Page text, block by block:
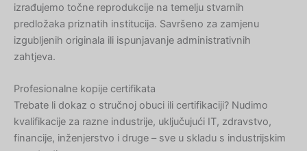
izrađujemo točne reprodukcije na temelju stvarnih
predložaka priznatih institucija. Savršeno za zamjenu
izgubljenih originala ili ispunjavanje administrativnih
zahtjeva.
Profesionalne kopije certifikata
Trebate li dokaz o stručnoj obuci ili certifikaciji? Nudimo
kvalifikacije za razne industrije, uključujući IT, zdravstvo,
financije, inženjerstvo i druge – sve u skladu s industrijskim